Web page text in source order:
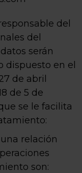
del
del
serán
dispuesto en el
de abril
de 5 de
se le facilita
relación
son: